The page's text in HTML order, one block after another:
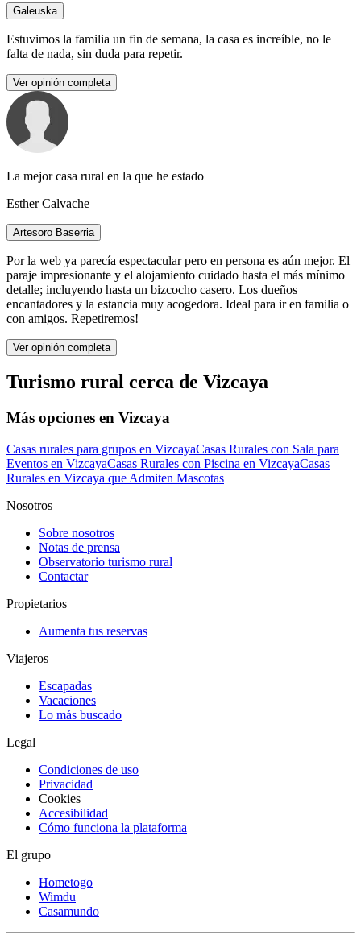
Galeuska
Estuvimos la familia un fin de semana, la casa es increíble, no le
falta de nada, sin duda para repetir.
Ver opinión completa
La mejor casa rural en la que he estado
Esther Calvache
Artesoro Baserria
Por la web ya parecía espectacular pero en persona es aún mejor. El
paraje impresionante y el alojamiento cuidado hasta el más mínimo
detalle; incluyendo hasta un bizcocho casero. Los dueños
encantadores y la estancia muy acogedora. Ideal para ir en familia o
con amigos. Repetiremos!
Ver opinión completa
Turismo rural cerca de Vizcaya
Más opciones en Vizcaya
Casas rurales para grupos en VizcayaCasas Rurales con Sala para
Eventos en VizcayaCasas Rurales con Piscina en VizcayaCasas
Rurales en Vizcaya que Admiten Mascotas
Nosotros
Sobre nosotros
Notas de prensa
Observatorio turismo rural
Contactar
Propietarios
Aumenta tus reservas
Viajeros
Escapadas
Vacaciones
Lo más buscado
Legal
Condiciones de uso
Privacidad
Cookies
Accesibilidad
Cómo funciona la plataforma
El grupo
Hometogo
Wimdu
Casamundo